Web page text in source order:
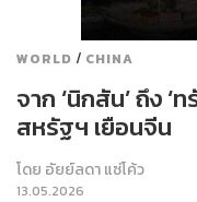
WORLD / CHINA
จาก ‘นิกสัน’ ถึง
สหรัฐฯ เยือนจีน
โดย อัยย์ลดา แซ่โค้ว
13.05.2026